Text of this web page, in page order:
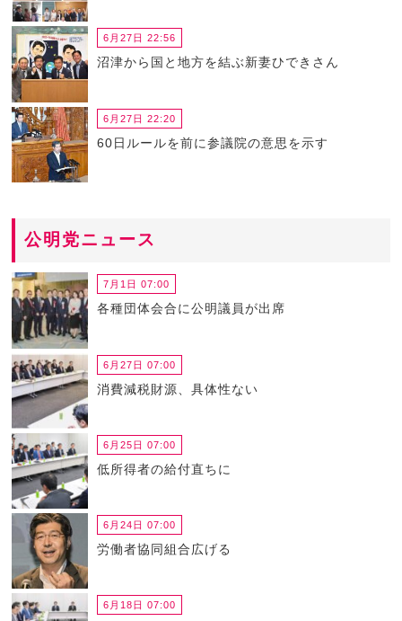
6月27日 22:56
沼津から国と地方を結ぶ新妻ひできさん
6月27日 22:20
60日ルールを前に参議院の意思を示す
公明党ニュース
7月1日 07:00
各種団体会合に公明議員が出席
6月27日 07:00
消費減税財源、具体性ない
6月25日 07:00
低所得者の給付直ちに
6月24日 07:00
労働者協同組合広げる
6月18日 07:00